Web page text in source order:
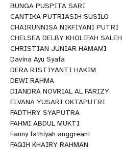
BUNGA PUSPITA SARI
CANTIKA PUTRIASIH SUSILO
CHAIRUNNISA NIKFIYANI PUTRI
CHELSEA DELBY KHOLIFAH SALEH
CHRISTIAN JUNIAR HAMAMI
Davina Ayu Syafa
DERA RISTIYANTI HAKIM
DEWI RAHMA
DIANDRA NOVRIAL AL FARIZY
ELVANA YUSARI OKTAPUTRI
FADTHRY SYAPUTRA
FAHMI ABDUL MUKTI
Fanny fathiyah anggreani
FAQIH KHAIRY RAHMAN